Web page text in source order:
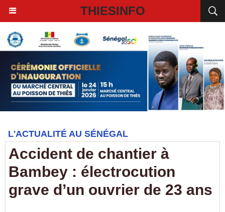
THIESINFO
L'ACTUALITÉ AU SÉNÉGAL
Accident de chantier à
Bambey : électrocution
grave d’un ouvrier de 23 ans